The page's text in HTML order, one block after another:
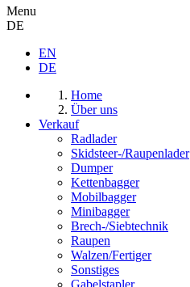
Menu
DE
EN
DE
Home
Über uns
Verkauf
Radlader
Skidsteer-/Raupenlader
Dumper
Kettenbagger
Mobilbagger
Minibagger
Brech-/Siebtechnik
Raupen
Walzen/Fertiger
Sonstiges